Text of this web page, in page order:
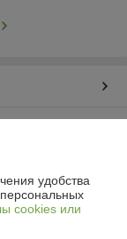
удобства
cookies или